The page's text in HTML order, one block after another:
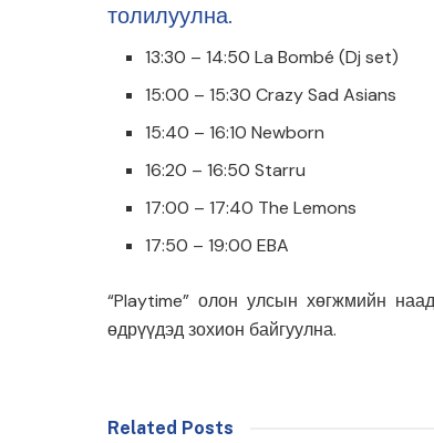
толилуулна.
13:30 – 14:50 La Bombé (Dj set)
15:00 – 15:30 Crazy Sad Asians
15:40 – 16:10 Newborn
16:20 – 16:50 Starru
17:00 – 17:40 The Lemons
17:50 – 19:00 EBA
“Playtime” олон улсын хөгжмийн
өдрүүдэд зохион байгуулна.
Related Posts